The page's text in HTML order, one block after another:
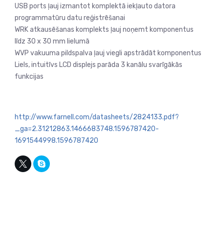
USB ports ļauj izmantot komplektā iekļauto datora
programmatūru datu reģistrēšanai
WRK atkausēšanas komplekts ļauj noņemt komponentus
līdz 30 x 30 mm lielumā
WVP vakuuma pildspalva ļauj viegli apstrādāt komponentus
Liels, intuitīvs LCD displejs parāda 3 kanālu svarīgākās
funkcijas
http://www.farnell.com/datasheets/2824133.pdf?
_ga=2.31212863.1466683748.1596787420-
1691544998.1596787420